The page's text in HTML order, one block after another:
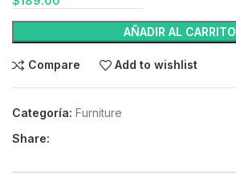
AÑADIR AL CARRITO
Compare Add to wishlist
Categoría: Furniture
Share: